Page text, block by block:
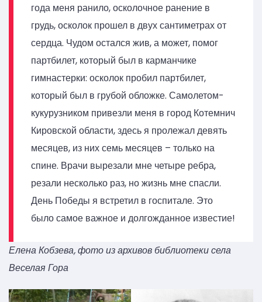
года меня ранило, осколочное ранение в
грудь, осколок прошел в двух сантиметрах от
сердца. Чудом остался жив, а может, помог
партбилет, который был в карманчике
гимнастерки: осколок пробил партбилет,
который был в грубой обложке. Самолетом-
кукурузником привезли меня в город Котемнич
Кировской области, здесь я пролежал девять
месяцев, из них семь месяцев – только на
спине. Врачи вырезали мне четыре ребра,
резали несколько раз, но жизнь мне спасли.
День Победы я встретил в госпитале. Это
было самое важное и долгожданное известие!
Елена Кобзева, фото из архивов библиотеки села
Веселая Гора